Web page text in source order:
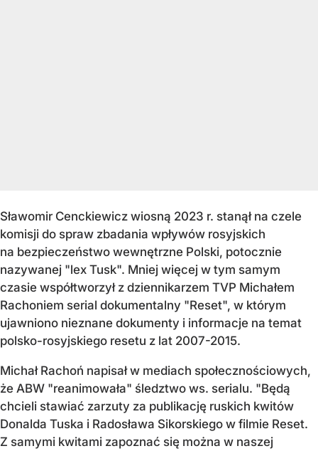
Sławomir Cenckiewicz wiosną 2023 r. stanął na czele
komisji do spraw zbadania wpływów rosyjskich
na bezpieczeństwo wewnętrzne Polski, potocznie
nazywanej "lex Tusk". Mniej więcej w tym samym
czasie współtworzył z dziennikarzem TVP Michałem
Rachoniem serial dokumentalny "Reset", w którym
ujawniono nieznane dokumenty i informacje na temat
polsko-rosyjskiego resetu z lat 2007-2015.
Michał Rachoń napisał w mediach społecznościowych,
że ABW "reanimowała" śledztwo ws. serialu. "Będą
chcieli stawiać zarzuty za publikację ruskich kwitów
Donalda Tuska i Radosława Sikorskiego w filmie Reset.
Z samymi kwitami zapoznać się można w naszej